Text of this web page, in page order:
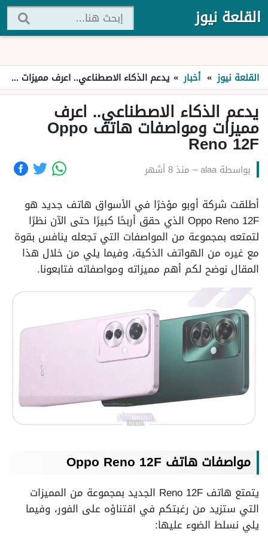
القلعة نيوز
القلعة نيوز » أخبار » يدعم الذكاء الاصطناعي.. اعرف مميزات ومواصفات هاتف Oppo Reno 12F
يدعم الذكاء الاصطناعي.. اعرف
مميزات ومواصفات هاتف Oppo
Reno 12F
بواسطةalaa
– منذ 8 أشهر
أطلقت شركة أوبو مؤخرًا في الأسواق هاتف جديد هو
Oppo Reno 12F الذي حقق أربحًا كبيرًا حتى الآن نظرًا
لتمتعه بمجموعة من المواصفات التي تجعله ينافس بقوة
مع غيره من الهواتف الذكية، وفيما يلي من خلال هذا
المقال نوضح لكم أهم مميزاته ومواصفاته فتابعونا.
مواصفات هاتف Oppo Reno 12F
يتمتع هاتف Reno 12F الجديد بمجموعة من المميزات
التي ستزيد من رغبتكم في اقتناؤه على الفور، وفيما
يلي نسلط الضوء عليها: